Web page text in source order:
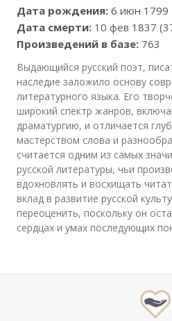
Дата рождения: 6 июн 1799
Дата смерти: 10 фев 1837
Произведений в базе: 763
Выдающийся русский поэт,
наследие заложило основу
литературного языка. Его
широкий спектр жанров,
драматургию, и отличается
мастерством слова и
считается одним из самых
русской литературы, чьи
вдохновлять и восхищать
вклад в развитие русской
переоценить, поскольку он
сердцах и умах последующих